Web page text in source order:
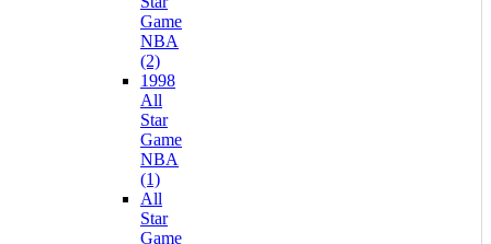
Game
NBA
(2)
1998
All
Star
Game
NBA
(1)
All
Star
Game